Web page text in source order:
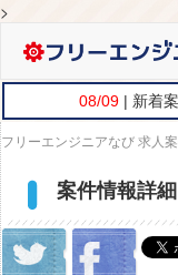
>
08/09 | 新着
フリーエンジニアなび 求人
案件情報詳細